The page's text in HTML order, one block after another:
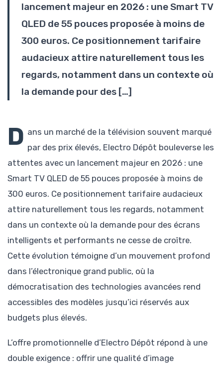
lancement majeur en 2026 : une Smart TV
QLED de 55 pouces proposée à moins de
300 euros. Ce positionnement tarifaire
audacieux attire naturellement tous les
regards, notamment dans un contexte où
la demande pour des […]
D ans un marché de la télévision souvent marqué
par des prix élevés, Electro Dépôt bouleverse les
attentes avec un lancement majeur en 2026 : une
Smart TV QLED de 55 pouces proposée à moins de
300 euros. Ce positionnement tarifaire audacieux
attire naturellement tous les regards, notamment
dans un contexte où la demande pour des écrans
intelligents et performants ne cesse de croître.
Cette évolution témoigne d’un mouvement profond
dans l’électronique grand public, où la
démocratisation des technologies avancées rend
accessibles des modèles jusqu’ici réservés aux
budgets plus élevés.
L’offre promotionnelle d’Electro Dépôt répond à une
double exigence : offrir une qualité d’image